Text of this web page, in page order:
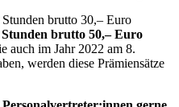
brutto 30,– Euro
Stunden brutto 50,– Euro
auch im Jahr 2022 am 8.
werden diese Prämiensätze